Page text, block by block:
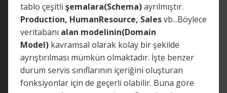
tablo çeşitli şemalara(Schema)ayrılmıştır.
Production, HumanResource, Salesvb...Böylece
veritabanı alan modelinin(Domain
Model) kavramsal olarak kolay bir şekilde
ayrıştırılması mümkün olmaktadır. İşte benzer
durum servis sınıflarının içeriğini oluşturan
fonksiyonlar için de geçerli olabilir. Buna göre